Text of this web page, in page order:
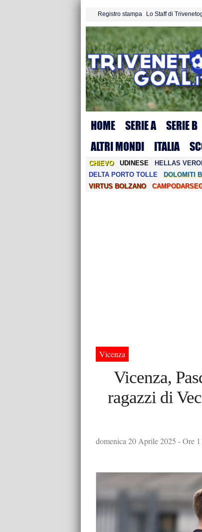
Registro stampa Lo Staff di
HOME SERIE A SERIE B
ALTRI MONDI ITALIA
CHIEVO UDINESE HELLAS
DELTA PORTO TOLLE
DOLOMITI
VIRTUS BOLZANO
Vicenza
Vicenza,
ragazzi di
domenica 20 Aprile 2025 - Ore